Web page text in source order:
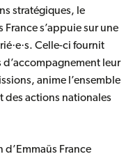
stratégiques, le
s’appuie sur une
Celle-ci fournit
d’accompagnement leur
anime l’ensemble
des actions nationales
d’Emmaüs France